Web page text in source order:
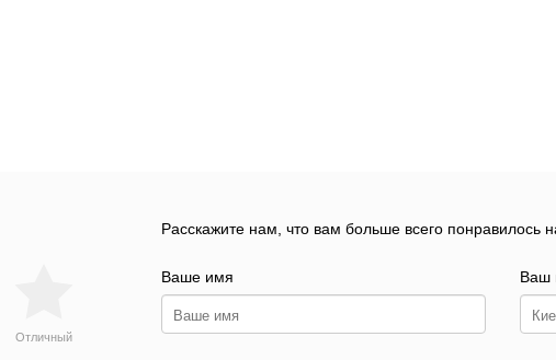
Отличный
Расскажите нам, что вам больше всего понравилось
Ваше имя Ваш